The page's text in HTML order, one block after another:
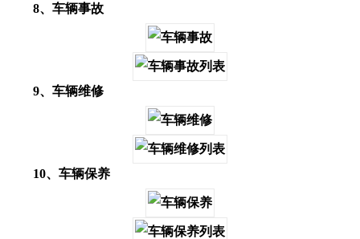
8、车辆事故
9、车辆维修
10、车辆保养